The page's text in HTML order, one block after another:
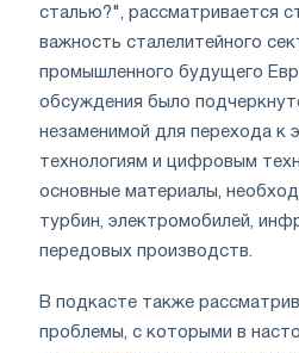
сталью?", рассматривается
важность сталелитейного
промышленного будущего
обсуждения было
незаменимой для перехода к
технологиям и цифровым
основные материалы,
турбин, электромобилей,
передовых производств.
В подкасте также
проблемы, с которыми в